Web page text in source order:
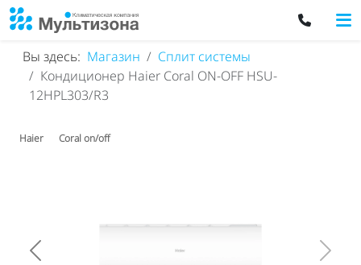
Вы здесь: Магазин
Сплит системы
Кондиционер Haier Coral ON-OFF HSU-
12HPL303/R3
Haier Coral on/off